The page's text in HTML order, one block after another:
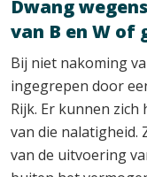
Dwang
van B en W of
Bij niet nakoming
ingegrepen door
Rijk. Er kunnen
van die nalatigheid.
van de uitvoering